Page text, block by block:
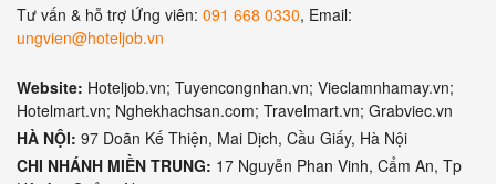
Tư vấn & hỗ trợ Ứng viên: 091 668 0330, Email:
ungvien@hoteljob.vn
Website: Hoteljob.vn; Tuyencongnhan.vn; Vieclamnhamay.vn;
Hotelmart.vn; Nghekhachsan.com; Travelmart.vn; Grabviec.vn
HÀ NỘI: 97 Doãn Kế Thiện, Mai Dịch, Cầu Giấy, Hà Nội
CHI NHÁNH MIỀN TRUNG: 17 Nguyễn Phan Vinh, Cẩm An, Tp